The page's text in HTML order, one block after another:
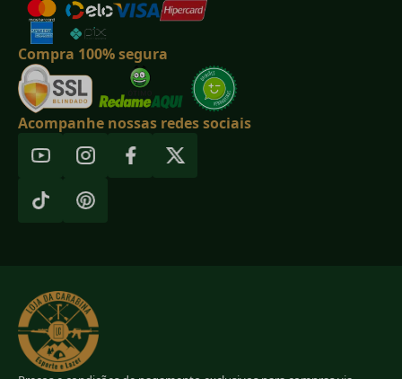
Compra 100% segura
Acompanhe nossas redes sociais